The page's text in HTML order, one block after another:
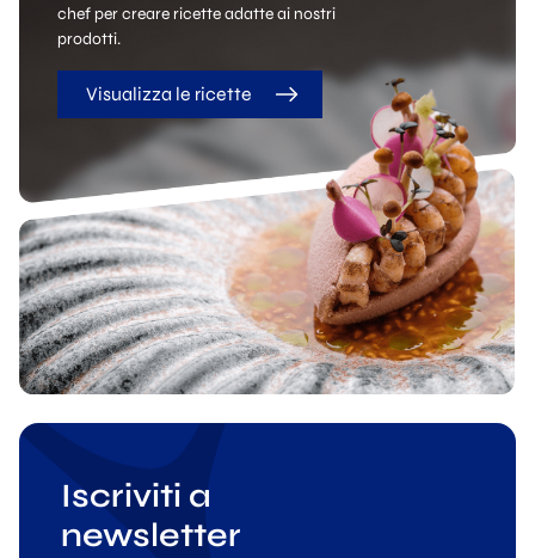
chef per creare ricette adatte ai nostri
prodotti.
Visualizza le ricette
Iscriviti a
newsletter